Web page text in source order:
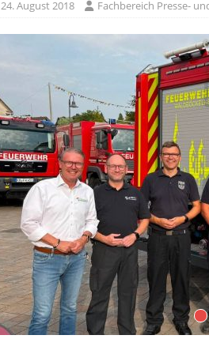
24. August 2018 Fachbereich Presse-